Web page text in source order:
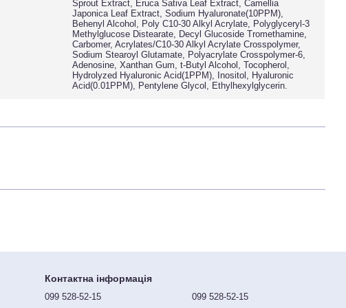
Sprout Extract, Eruca Sativa Leaf Extract, Camellia
Japonica Leaf Extract, Sodium Hyaluronate(10PPM),
Behenyl Alcohol, Poly C10-30 Alkyl Acrylate, Polyglyceryl-3
Methylglucose Distearate, Decyl Glucoside Tromethamine,
Carbomer, Acrylates/C10-30 Alkyl Acrylate Crosspolymer,
Sodium Stearoyl Glutamate, Polyacrylate Crosspolymer-6,
Adenosine, Xanthan Gum, t-Butyl Alcohol, Tocopherol,
Hydrolyzed Hyaluronic Acid(1PPM), Inositol, Hyaluronic
Acid(0.01PPM), Pentylene Glycol, Ethylhexylglycerin.
Контактна інформація
099 528-52-15 099 528-52-15